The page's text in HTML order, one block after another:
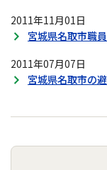
2011年11月01日
宮城県名取市職
2011年07月07日
宮城県名取市の